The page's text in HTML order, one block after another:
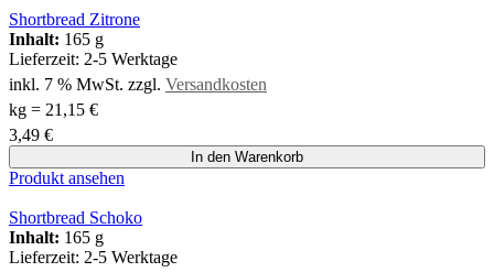
Shortbread Zitrone
Inhalt: 165 g
Lieferzeit: 2-5 Werktage
inkl. 7 % MwSt. zzgl. Versandkosten
kg = 21,15 €
3,49 €
In den Warenkorb
Produkt ansehen
Shortbread Schoko
Inhalt: 165 g
Lieferzeit: 2-5 Werktage